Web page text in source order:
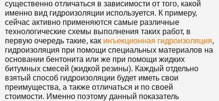
существенно отличаться в зависимости от того, какой
именно вид гидроизоляции используется. К примеру,
сейчас активно применяются самые различные
технологические схемы выполнения таких работ, в
первую очередь такие, как инъекционная гидроизоляция,
гидроизоляция при помощи специальных материалов на
основании бентонита или же при помощи жидких
битумных смесей (жидкой резины). Каждый отдельно
взятый способ гидроизоляции будет иметь свои
преимущества, а также отличаться и по своей
стоимости. Именно поэтому данный показатель